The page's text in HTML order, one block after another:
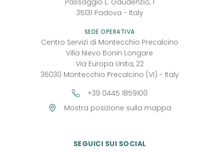
35131 Padova - Italy
SEDE OPERATIVA
Centro Servizi di Montecchio Precalcino
Villa Nievo Bonin Longare
Via Europa Unita, 22
36030 Montecchio Precalcino (VI) - Italy
+39 0445 1859100
Mostra posizione sulla mappa
SEGUICI SUI SOCIAL